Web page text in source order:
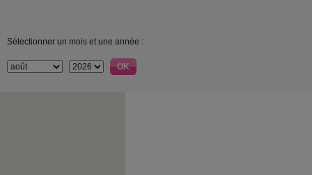
Sélectionner un mois et une année :